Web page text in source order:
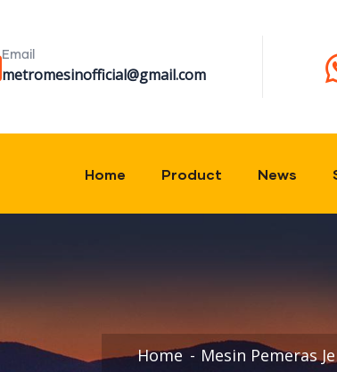
Email
metromesinofficial@gmail.com
Home Product News
Home Mesin Pemeras